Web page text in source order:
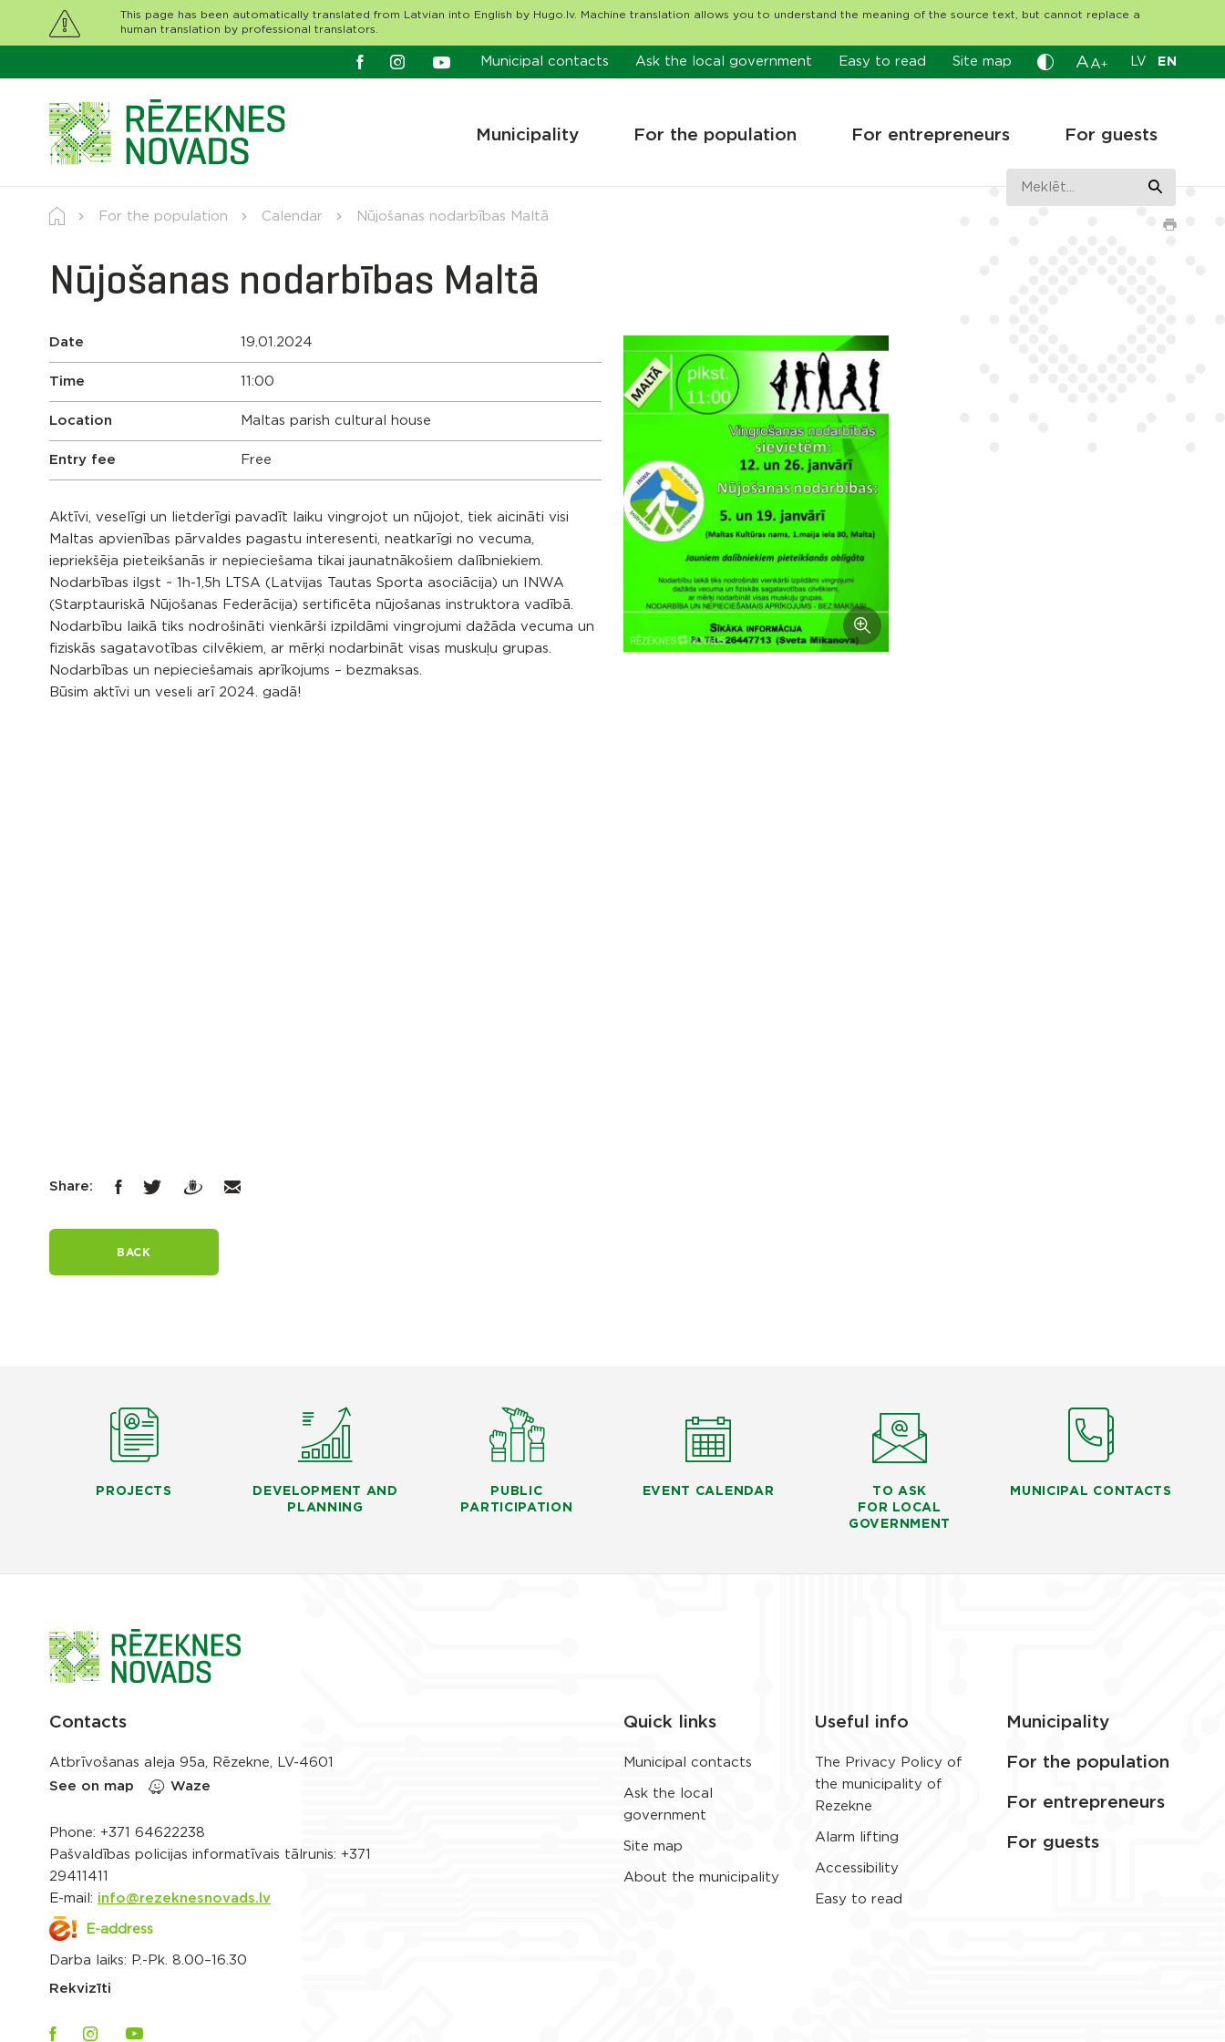
This page has been automatically translated from Latvian into English by Hugo.lv. Machine translation allows you to understand the meaning of the source text, but cannot replace a
human translation by professional translators.
Municipal contacts Ask the local government Easy to read Site map A A+ LV EN
Municipality For the population For entrepreneurs For guests
For the population Calendar Nūjošanas nodarbības Maltā
Nūjošanas nodarbības Maltā
Date 19.01.2024
Time 11:00
Location Maltas parish cultural house
Entry fee Free
Aktīvi, veselīgi un lietderīgi pavadīt laiku vingrojot un nūjojot, tiek aicināti visi
Maltas apvienības pārvaldes pagastu interesenti, neatkarīgi no vecuma,
iepriekšēja pieteikšanās ir nepieciešama tikai jaunatnākošiem dalībniekiem.
Nodarbības ilgst ~ 1h-1,5h LTSA (Latvijas Tautas Sporta asociācija) un INWA
(Starptauriskā Nūjošanas Federācija) sertificēta nūjošanas instruktora vadībā.
Nodarbību laikā tiks nodrošināti vienkārši izpildāmi vingrojumi dažāda vecuma un
fiziskās sagatavotības cilvēkiem, ar mērķi nodarbināt visas muskuļu grupas.
Nodarbības un nepieciešamais aprīkojums – bezmaksas.
Būsim aktīvi un veseli arī 2024. gadā!
Share:
BACK
PROJECTS
DEVELOPMENT AND
PLANNING
PUBLIC
PARTICIPATION
EVENT CALENDAR
TO ASK
FOR LOCAL
GOVERNMENT
MUNICIPAL CONTACTS
Contacts
Atbrīvošanas aleja 95a, Rēzekne, LV-4601
See on map
Waze
Phone: +371 64622238
Pašvaldības policijas informatīvais tālrunis: +371
29411411
E-mail: info@rezeknesnovads.lv
E-address
Darba laiks: P.-Pk. 8.00–16.30
Rekvizīti
Quick links
Municipal contacts
Ask the local
government
Site map
About the municipality
Useful info
The Privacy Policy of
the municipality of
Rezekne
Alarm lifting
Accessibility
Easy to read
Municipality
For the population
For entrepreneurs
For guests